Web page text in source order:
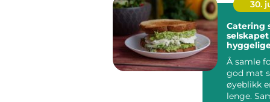
30.
Catering
bedre
Å samle
god mat
øyeblikk
lenge.